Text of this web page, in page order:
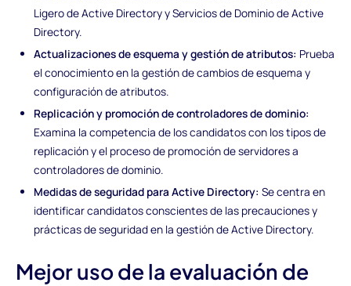
Ligero de Active Directory y Servicios de Dominio de Active
Directory.
Actualizaciones de esquema y gestión de atributos: Prueba
el conocimiento en la gestión de cambios de esquema y
configuración de atributos.
Replicación y promoción de controladores de dominio:
Examina la competencia de los candidatos con los tipos de
replicación y el proceso de promoción de servidores a
controladores de dominio.
Medidas de seguridad para Active Directory: Se centra en
identificar candidatos conscientes de las precauciones y
prácticas de seguridad en la gestión de Active Directory.
Mejor uso de la evaluación de